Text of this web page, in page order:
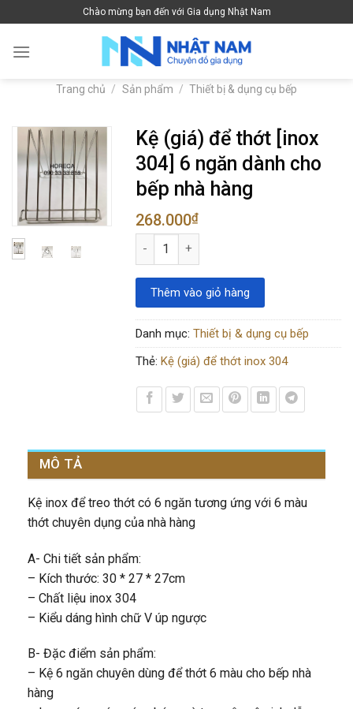
to
content
Chào mừng bạn đến với Gia dụng Nhật Nam
Trang chủ / Sản phẩm / Thiết bị & dụng cụ bếp
Kệ (giá) để thớt [inox
304] 6 ngăn dành cho
bếp nhà hàng
268.000₫
Kệ (giá) để thớt [inox 304] 6 ngăn dành
Thêm vào giỏ hàng
Danh mục: Thiết bị & dụng cụ bếp
Thẻ: Kệ (giá) để thớt inox 304
MÔ TẢ
Kệ inox để treo thớt có 6 ngăn tương ứng với 6 màu
thớt chuyên dụng của nhà hàng
A- Chi tiết sản phẩm:
– Kích thước: 30 * 27 * 27cm
– Chất liệu inox 304
– Kiểu dáng hình chữ V úp ngược
B- Đặc điểm sản phẩm:
– Kệ 6 ngăn chuyên dùng để thớt 6 màu cho bếp nhà
hàng